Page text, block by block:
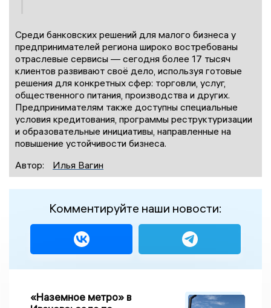
Среди банковских решений для малого бизнеса у
предпринимателей региона широко востребованы
отраслевые сервисы — сегодня более 17 тысяч
клиентов развивают своё дело, используя готовые
решения для конкретных сфер: торговли, услуг,
общественного питания, производства и других.
Предпринимателям также доступны специальные
условия кредитования, программы реструктуризации
и образовательные инициативы, направленные на
повышение устойчивости бизнеса.
Автор:
Илья Вагин
Комментируйте наши новости:
«Наземное метро» в